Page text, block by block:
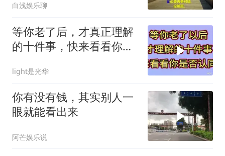
白浅娱乐聊
等你老了后，才真正理解
的十件事，快来看看你是
light是光华
你有没有钱，其实别人一
眼就能看出来
阿芒娱乐说